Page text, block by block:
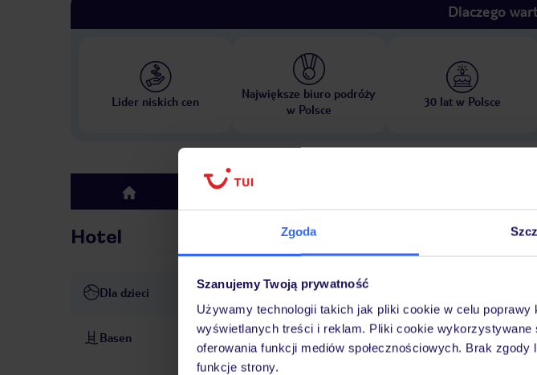
Zgoda
Szanujemy Twoją prywatność
Używamy technologii takich jak pliki cookie w celu
wyświetlanych treści i reklam. Pliki cookie
oferowania funkcji mediów społecznościowych. Brak
funkcje strony.
Dlaczego
Lider niskich cen
Największe biuro podróży
w Polsce
30 lat w Polsce
top
Hotel
Dla dzieci łóżeczka dla dzieci/niemowląt: w cenie, na zapytanie
Basen baseny: 2 basen typu infinity „Infinity Pool“: w cenie,
leżaki: w cenie parasole: w cenie ręczniki: w cenie